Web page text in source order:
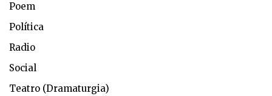
Poem
Política
Radio
Social
Teatro (Dramaturgia)